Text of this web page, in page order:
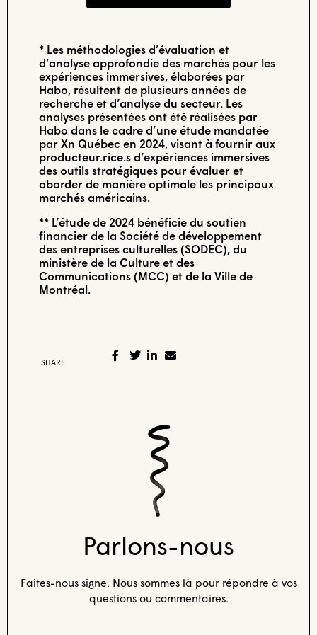
* Les méthodologies d’évaluation et
d’analyse approfondie des marchés pour les
expériences immersives, élaborées par
Habo, résultent de plusieurs années de
recherche et d’analyse du secteur. Les
analyses présentées ont été réalisées par
Habo dans le cadre d’une étude mandatée
par Xn Québec en 2024, visant à fournir aux
producteur.rice.s d’expériences immersives
des outils stratégiques pour évaluer et
aborder de manière optimale les principaux
marchés américains.
** L’étude de 2024 bénéficie du soutien
financier de la Société de développement
des entreprises culturelles (SODEC), du
ministère de la Culture et des
Communications (MCC) et de la Ville de
Montréal.
SHARE
Parlons-nous
Faites-nous signe. Nous sommes là pour répondre à vos
questions ou commentaires.